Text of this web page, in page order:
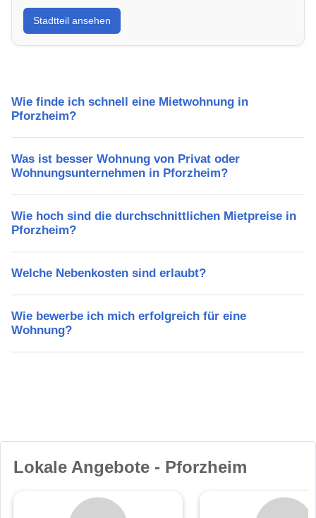
Erfahre mehr über deinen Stadtteil in Pforzheim:
Lebensqualität, Verkehrsanbindung, Schulen,
Freizeitmöglichkeiten und Mietpreise.
Stadtteil ansehen
Wie finde ich schnell eine Mietwohnung in
Pforzheim?
Was ist besser Wohnung von Privat oder
Wohnungsunternehmen in Pforzheim?
Wie hoch sind die durchschnittlichen Mietpreise in
Pforzheim?
Welche Nebenkosten sind erlaubt?
Wie bewerbe ich mich erfolgreich für eine
Wohnung?
Lokale Angebote - Pforzheim